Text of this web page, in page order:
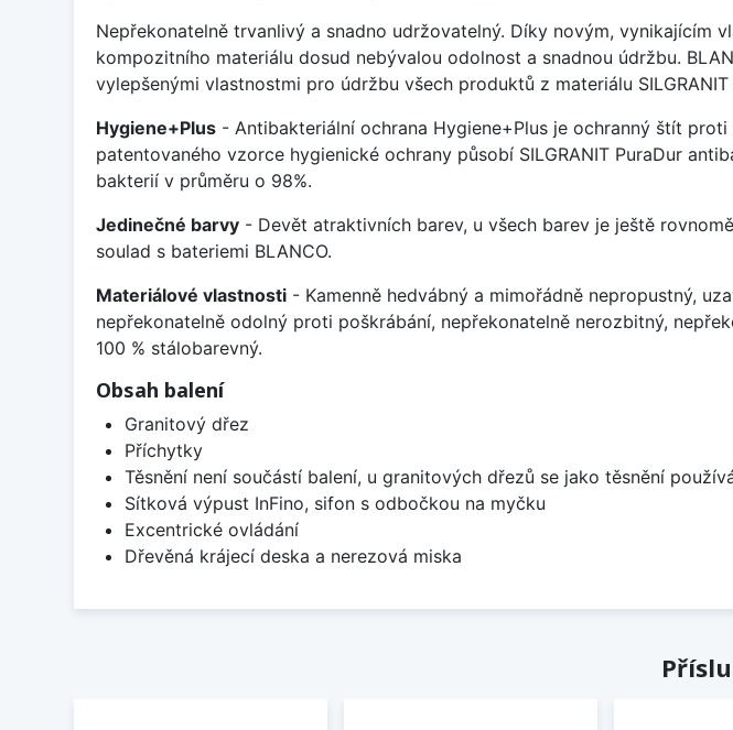
Nepřekonatelně trvanlivý a snadno udržovatelný. Díky novým, vynikajícím
kompozitního materiálu dosud nebývalou odolnost a snadnou údržbu.
vylepšenými vlastnostmi pro údržbu všech produktů z materiálu
Hygiene+Plus - Antibakteriální ochrana Hygiene+Plus je ochranný štít
patentovaného vzorce hygienické ochrany působí SILGRANIT PuraDur
bakterií v průměru o 98%.
Jedinečné barvy - Devět atraktivních barev, u všech barev je ještě
soulad s bateriemi BLANCO.
Materiálové vlastnosti - Kamenně hedvábný a mimořádně nepropustný,
nepřekonatelně odolný proti poškrábání, nepřekonatelně nerozbitný,
100 % stálobarevný.
Obsah balení
Granitový dřez
Příchytky
Těsnění není součástí balení, u granitových dřezů se jako těsnění
Sítková výpust InFino, sifon s odbočkou na myčku
Excentrické ovládání
Dřevěná krájecí deska a nerezová miska